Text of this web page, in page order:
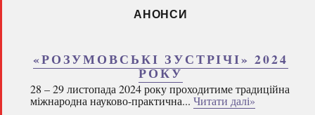
АНОНСИ
«РОЗУМОВСЬКІ ЗУСТРІЧІ» 2024
РОКУ
28 – 29 листопада 2024 року проходитиме традиційна
міжнародна науково-практична... Читати далі»